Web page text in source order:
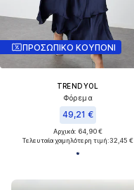
ΠΡΟΣΩΠΙΚΟ ΚΟΥΠΟΝΙ
TRENDYOL
Φόρεμα
49,21 €
Αρχικά: 64,90 €
Τελευταία χαμηλότερη τιμή:32,45 €